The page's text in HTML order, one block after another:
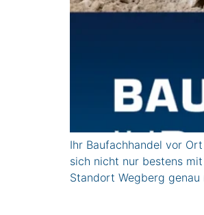
Ihr Baufachhandel vor
sich nicht nur bestens
Standort Wegberg genau